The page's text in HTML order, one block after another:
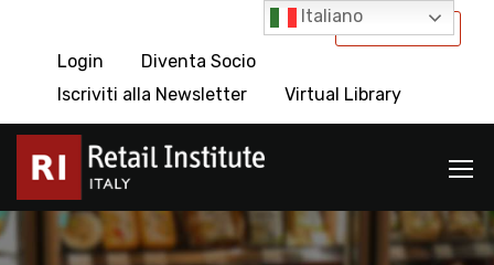
International
Login
Diventa Socio
Iscriviti alla Newsletter
Virtual Library
Italiano